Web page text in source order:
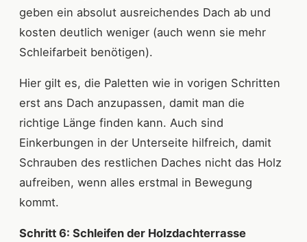
geben ein absolut ausreichendes Dach ab und
kosten deutlich weniger (auch wenn sie mehr
Schleifarbeit benötigen).
Hier gilt es, die Paletten wie in vorigen Schritten
erst ans Dach anzupassen, damit man die
richtige Länge finden kann. Auch sind
Einkerbungen in der Unterseite hilfreich, damit
Schrauben des restlichen Daches nicht das Holz
aufreiben, wenn alles erstmal in Bewegung
kommt.
Schritt 6: Schleifen der Holzdachterrasse